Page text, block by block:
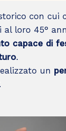
con cui
loro 45°
capace di
.
un